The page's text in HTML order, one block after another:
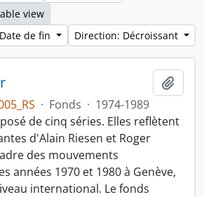
view
de fin
Direction: Décroissant
· Fonds · 1974-1989
de cinq séries. Elles reflètent
d'Alain Riesen et Roger
des mouvements
années 1970 et 1980 à Genève,
international. Le fonds